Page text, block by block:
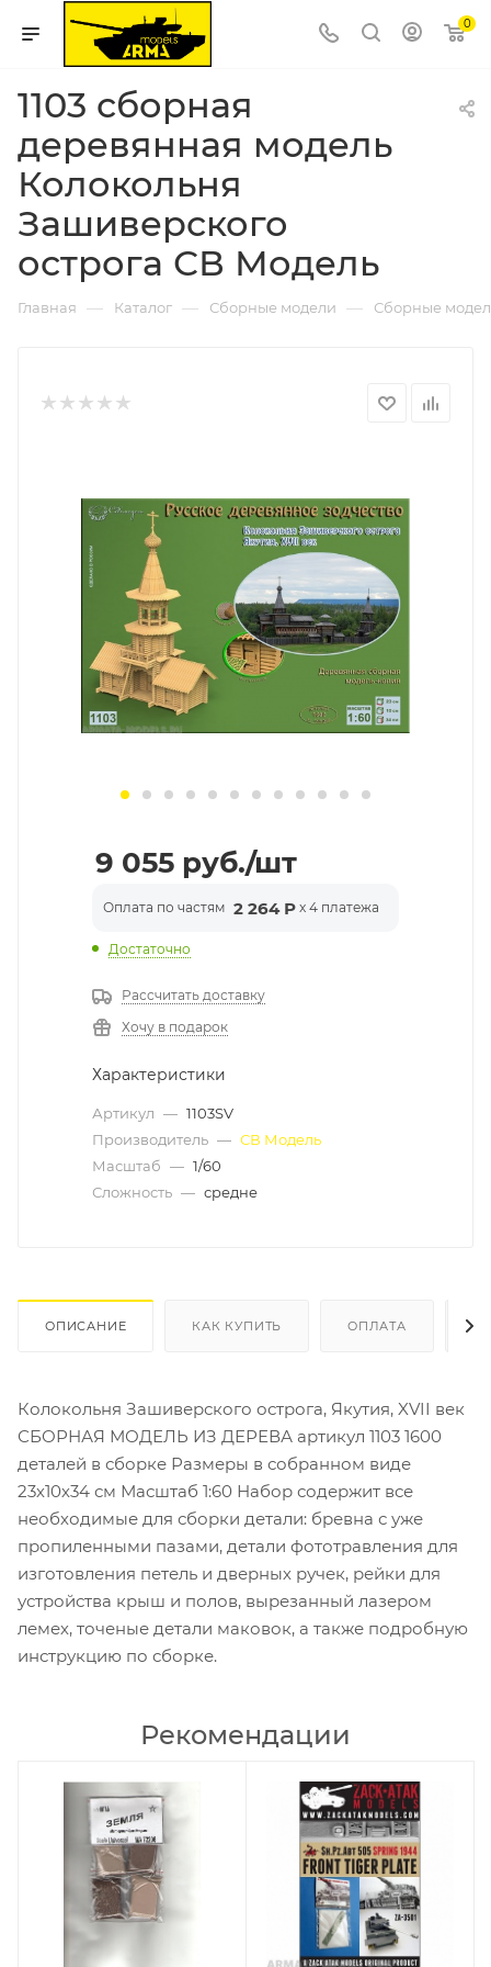
0
1103 сборная
деревянная модель
Колокольня
Зашиверского
острога СВ Модель
Главная — Каталог — Сборные модели — Сборные
9 055 руб./шт
Оплата по частям 2 264 Р x 4 платежа
Достаточно
Рассчитать доставку
Хочу в подарок
Характеристики
Артикул — 1103SV
Производитель — СВ Модель
Масштаб — 1/60
Сложность — средне
ОПИСАНИЕ КАК КУПИТЬ ОПЛАТА
Колокольня Зашиверского острога, Якутия, XVII век
СБОРНАЯ МОДЕЛЬ ИЗ ДЕРЕВА артикул 1103 1600
деталей в сборке Размеры в собранном виде
23х10х34 см Масштаб 1:60 Набор содержит все
необходимые для сборки детали: бревна с уже
пропиленными пазами, детали фототравления для
изготовления петель и дверных ручек, рейки для
устройства крыш и полов, вырезанный лазером
лемех, точеные детали маковок, а также подробную
инструкцию по сборке.
Рекомендации